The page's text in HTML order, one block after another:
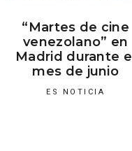
“Martes de cine
venezolano” en
Madrid durante el
mes de junio
ES NOTICIA